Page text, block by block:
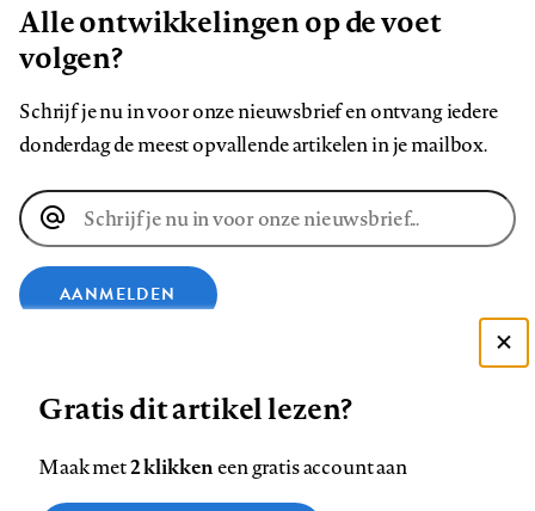
Alle ontwikkelingen op de voet
volgen?
Schrijf je nu in voor onze nieuwsbrief en ontvang iedere
donderdag de meest opvallende artikelen in je mailbox.
E-
mailadres
AANMELDEN
ons
Zie onze cookie policy
Gratis dit artikel lezen?
Maak met2 klikkeneen gratis account aan